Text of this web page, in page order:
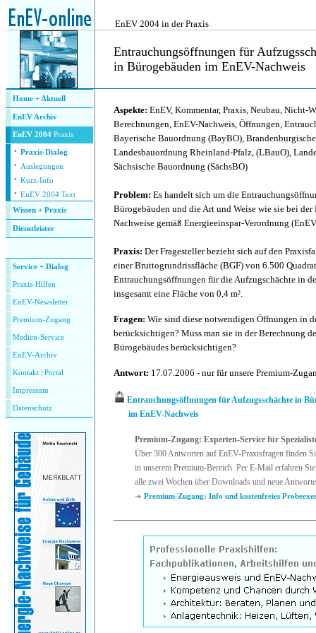
EnEV 2004 in der Praxis
Entrauchungsöffnungen für
in Bürogebäuden im EnEV-Nachweis
Home + Aktuell
EnEV Archiv
EnEV 2004 Praxis
· Praxis-Dialog
· Auslegungen
· Kurz-Info
· EnEV 2004 Text
Wissen + Praxis
Dienstleister
Service + Dialog
Praxis-Hilfen
EnEV-Newsletter
Premium-Zugang
Medien-Service
EnEV-Archiv
Kontakt Portal
Impressum
Datenschutz
Aspekte: EnEV, Kommentar, Praxis, Neubau, Nicht-
Berechnungen, EnEV-Nachweis, Öffnungen,
Bayerische Bauordnung (BayBO),
Landesbauordnung Rheinland-Pfalz, (LBauO),
Sächsische Bauordnung (SächsBO)
Problem: Es handelt sich um die
Bürogebäuden und die Art und Weise wie sie bei
Nachweise gemäß Energieeinspar-Verordnung
Praxis: Der Fragesteller bezieht sich auf den
einer Bruttogrundrissfläche (BGF) von 6.500
Entrauchungsöffnungen für die Aufzugschächte in
insgesamt eine Fläche von 0,4 m².
Fragen: Wie sind diese notwendigen Öffnungen in
berücksichtigen? Muss man sie in der Berechnung
Bürogebäudes berücksichtigen?
Antwort: 17.07.2006 - nur für unsere Premium-
Entrauchungsöffnungen für Aufzugsschächte in
im EnEV-Nachweis
Premium-Zugang: Experten-Service für
Über 300 Antworten auf EnEV-Praxisfragen finden
in unserem Premium-Bereich. Per E-Mail erfahren
alle zwei Wochen über Downloads und neue
Premium-Zugang: Info und kostenfreies